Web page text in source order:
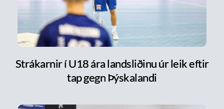
Strákarnir í U18 ára landsliðinu úr leik eftir
tap gegn Þýskalandi